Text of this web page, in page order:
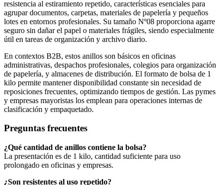
resistencia al estiramiento repetido, características esenciales para
agrupar documentos, carpetas, materiales de papelería y pequeños
lotes en entornos profesionales. Su tamaño Nº08 proporciona agarre
seguro sin dañar el papel o materiales frágiles, siendo especialmente
útil en tareas de organización y archivo diario.
En contextos B2B, estos anillos son básicos en oficinas
administrativas, despachos profesionales, colegios para organización
de papelería, y almacenes de distribución. El formato de bolsa de 1
kilo permite mantener disponibilidad constante sin necesidad de
reposiciones frecuentes, optimizando tiempos de gestión. Las pymes
y empresas mayoristas los emplean para operaciones internas de
clasificación y empaquetado.
Preguntas frecuentes
¿Qué cantidad de anillos contiene la bolsa?
La presentación es de 1 kilo, cantidad suficiente para uso
prolongado en oficinas y empresas.
¿Son resistentes al uso repetido?